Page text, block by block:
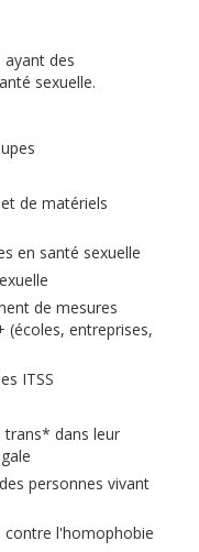
des
sexuelle.
de matériels
en santé sexuelle
de mesures
(écoles, entreprises,
ITSS
trans* dans leur
personnes vivant
contre l'homophobie